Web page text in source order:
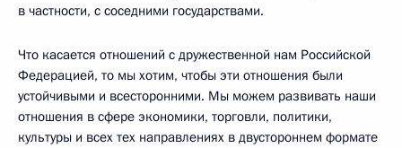
в частности, с соседними государствами.
Что касается отношений с дружественной нам Российской
Федерацией, то мы хотим, чтобы эти отношения были
устойчивыми и всесторонними. Мы можем развивать наши
отношения в сфере экономики, торговли, политики,
культуры и всех тех направлениях в двустороннем формате